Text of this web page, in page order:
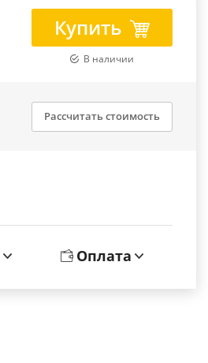
Купить
В наличии
Рассчитать стоимость
Оплата